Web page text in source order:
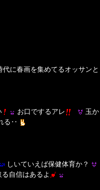
に春画を集めてるオッサンと
お口でするアレ
玉か
る‥
しいていえば保健体育か？
自信はあるよ